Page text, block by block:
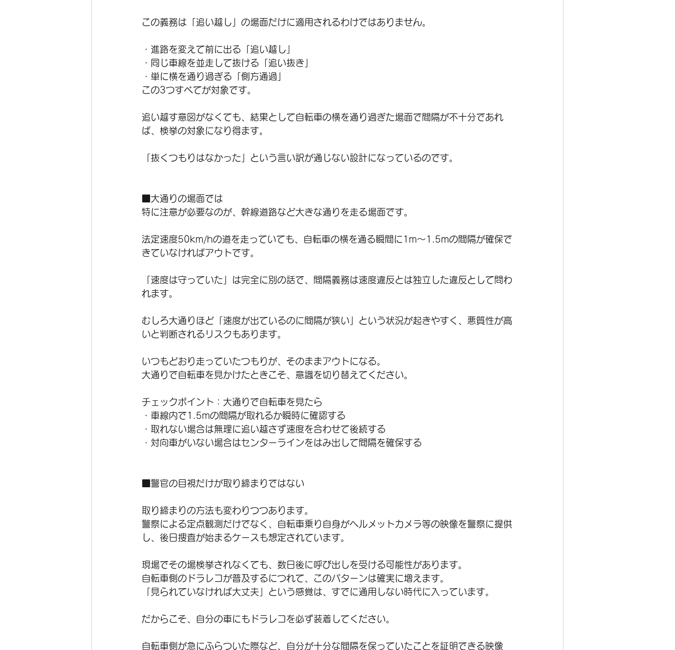
この義務は「追い越し」の場面だけに適用されるわけではありません。
・進路を変えて前に出る「追い越し」
・同じ車線を並走して抜ける「追い抜き」
・単に横を通り過ぎる「側方通過」
この3つすべてが対象です。
追い越す意図がなくても、結果として自転車の横を通り過ぎた場面で間隔が不十分であれ
ば、検挙の対象になり得ます。
「抜くつもりはなかった」という言い訳が通じない設計になっているのです。
■大通りの場面では
特に注意が必要なのが、幹線道路など大きな通りを走る場面です。
法定速度50km/hの道を走っていても、自転車の横を通る瞬間に1m〜1.5mの間隔が確保で
きていなければアウトです。
「速度は守っていた」は完全に別の話で、間隔義務は速度違反とは独立した違反として問わ
れます。
むしろ大通りほど「速度が出ているのに間隔が狭い」という状況が起きやすく、悪質性が高
いと判断されるリスクもあります。
いつもどおり走っていたつもりが、そのままアウトになる。
大通りで自転車を見かけたときこそ、意識を切り替えてください。
チェックポイント：大通りで自転車を見たら
・車線内で1.5mの間隔が取れるか瞬時に確認する
・取れない場合は無理に追い越さず速度を合わせて後続する
・対向車がいない場合はセンターラインをはみ出して間隔を確保する
■警官の目視だけが取り締まりではない
取り締まりの方法も変わりつつあります。
警察による定点観測だけでなく、自転車乗り自身がヘルメットカメラ等の映像を警察に提供
し、後日捜査が始まるケースも想定されています。
現場でその場検挙されなくても、数日後に呼び出しを受ける可能性があります。
自転車側のドラレコが普及するにつれて、このパターンは確実に増えます。
「見られていなければ大丈夫」という感覚は、すでに通用しない時代に入っています。
だからこそ、自分の車にもドラレコを必ず装着してください。
自転車側が急にふらついた際など、自分が十分な間隔を保っていたことを証明できる映像